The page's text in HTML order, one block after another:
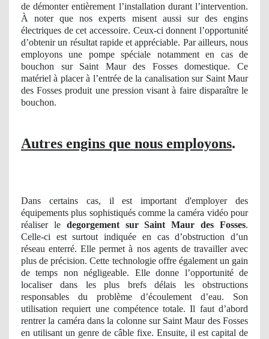
de démonter entièrement l’installation durant l’intervention.
À noter que nos experts misent aussi sur des engins
électriques de cet accessoire. Ceux-ci donnent l’opportunité
d’obtenir un résultat rapide et appréciable. Par ailleurs, nous
employons une pompe spéciale notamment en cas de
bouchon sur Saint Maur des Fosses domestique. Ce
matériel à placer à l’entrée de la canalisation sur Saint Maur
des Fosses produit une pression visant à faire disparaître le
bouchon.
Autres engins que nous employons.
Dans certains cas, il est important d'employer des
équipements plus sophistiqués comme la caméra vidéo pour
réaliser le degorgement sur Saint Maur des Fosses.
Celle-ci est surtout indiquée en cas d’obstruction d’un
réseau enterré. Elle permet à nos agents de travailler avec
plus de précision. Cette technologie offre également un gain
de temps non négligeable. Elle donne l’opportunité de
localiser dans les plus brefs délais les obstructions
responsables du problème d’écoulement d’eau. Son
utilisation requiert une compétence totale. Il faut d’abord
rentrer la caméra dans la colonne sur Saint Maur des Fosses
en utilisant un genre de câble fixe. Ensuite, il est capital de